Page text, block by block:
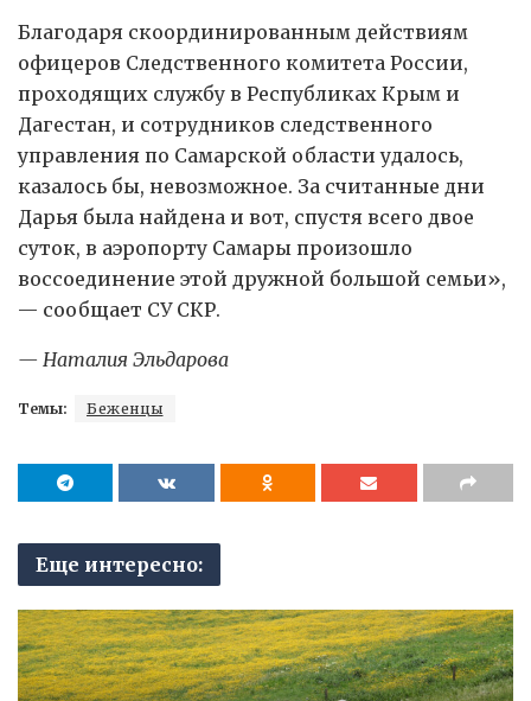
Благодаря скоординированным действиям
офицеров Следственного комитета России,
проходящих службу в Республиках Крым и
Дагестан, и сотрудников следственного
управления по Самарской области удалось,
казалось бы, невозможное. За считанные дни
Дарья была найдена и вот, спустя всего двое
суток, в аэропорту Самары произошло
воссоединение этой дружной большой семьи»,
— сообщает СУ СКР.
— Наталия Эльдарова
Темы: Беженцы
Еще интересно: